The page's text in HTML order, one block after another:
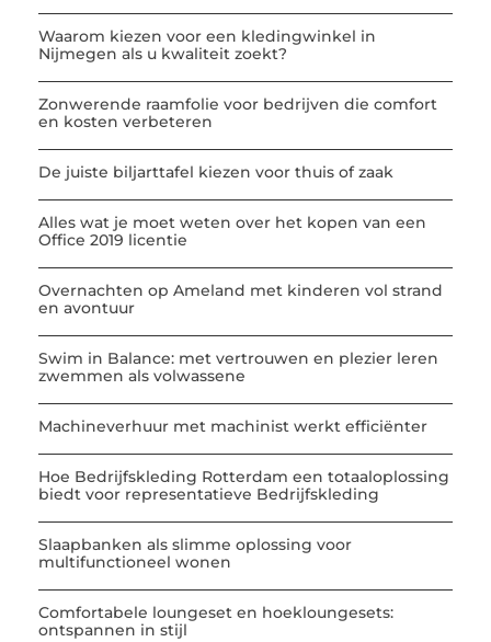
Waarom kiezen voor een kledingwinkel in
Nijmegen als u kwaliteit zoekt?
Zonwerende raamfolie voor bedrijven die comfort
en kosten verbeteren
De juiste biljarttafel kiezen voor thuis of zaak
Alles wat je moet weten over het kopen van een
Office 2019 licentie
Overnachten op Ameland met kinderen vol strand
en avontuur
Swim in Balance: met vertrouwen en plezier leren
zwemmen als volwassene
Machineverhuur met machinist werkt efficiënter
Hoe Bedrijfskleding Rotterdam een totaaloplossing
biedt voor representatieve Bedrijfskleding
Slaapbanken als slimme oplossing voor
multifunctioneel wonen
Comfortabele loungeset en hoekloungesets:
ontspannen in stijl